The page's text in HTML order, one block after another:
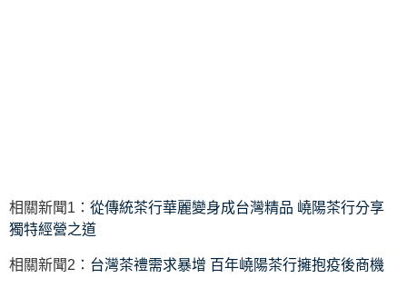
相關新聞1： 從傳統茶行華麗變身成台灣精品 嶢陽茶行分享
獨特經營之道
相關新聞2： 台灣茶禮需求暴增 百年嶢陽茶行擁抱疫後商機